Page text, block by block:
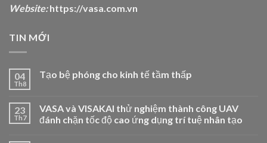
Website: https://vasa.com.vn
TIN MỚI
04
Th8
Tạo bệ phóng cho kinh tế tầm thấp
23
Th7
VASA và VISAKAI thử nghiệm thành công UAV
đánh chặn tốc độ cao ứng dụng trí tuệ nhân tạo